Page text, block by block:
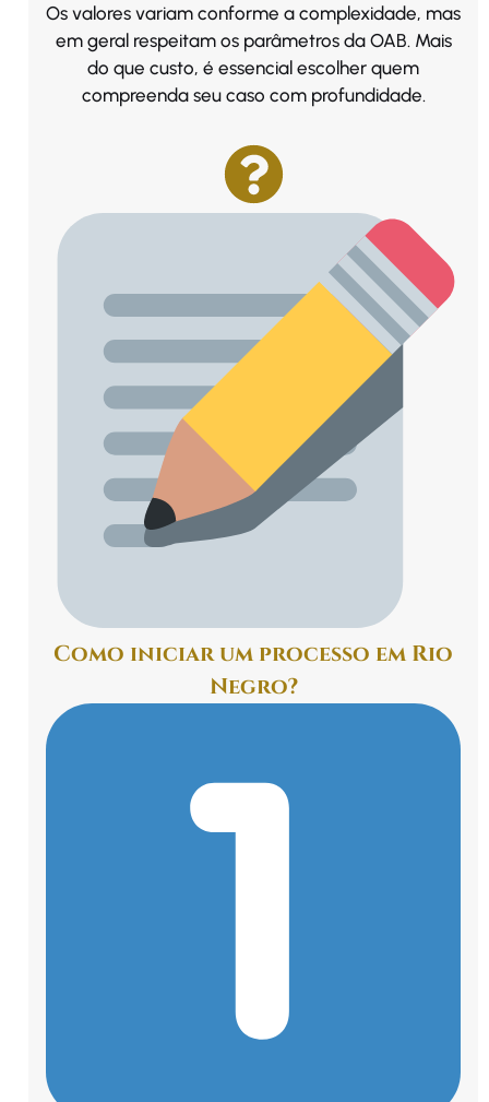
Os valores variam conforme a complexidade, mas
em geral respeitam os parâmetros da OAB. Mais
do que custo, é essencial escolher quem
compreenda seu caso com profundidade.
Como iniciar um processo em Rio
Negro?